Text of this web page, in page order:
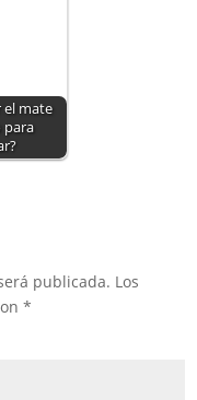
el mate
para
publicada. Los
*